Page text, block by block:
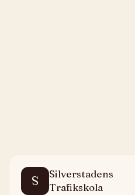
S
Silverstadens
Trafikskola